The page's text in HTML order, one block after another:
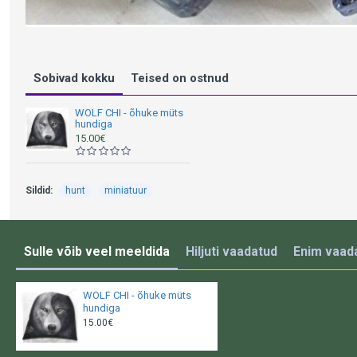
Sobivad kokku Teised on ostnud
WOLF CHI - õhuke müts
hundiga
15.00€
Sildid: hunt miniatuur
Sulle võib veel meeldida Hiljuti vaadatud Enim
WOLF CHI - õhuke müts
hundiga
15.00€